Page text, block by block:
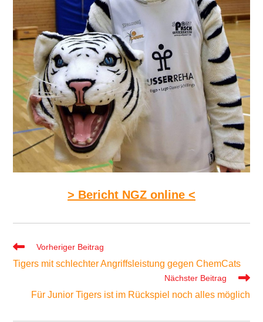
> Bericht NGZ online <
Weitere
ansehen
Vorheriger Beitrag
Tigers mit schlechter Angriffsleistung gegen ChemCats
Nächster Beitrag
Für Junior Tigers ist im Rückspiel noch alles möglich